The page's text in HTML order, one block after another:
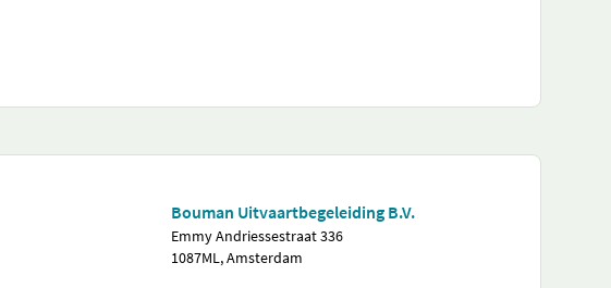
Bouman Uitvaartbegeleiding B.V.
Emmy Andriessestraat 336
1087ML, Amsterdam